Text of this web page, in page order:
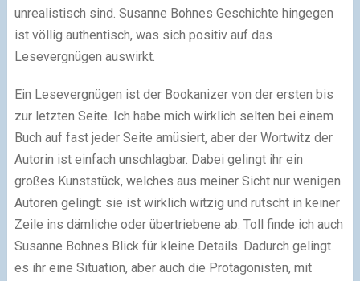
unrealistisch sind. Susanne Bohnes Geschichte hingegen
ist völlig authentisch, was sich positiv auf das
Lesevergnügen auswirkt.
Ein Lesevergnügen ist der Bookanizer von der ersten bis
zur letzten Seite. Ich habe mich wirklich selten bei einem
Buch auf fast jeder Seite amüsiert, aber der Wortwitz der
Autorin ist einfach unschlagbar. Dabei gelingt ihr ein
großes Kunststück, welches aus meiner Sicht nur wenigen
Autoren gelingt: sie ist wirklich witzig und rutscht in keiner
Zeile ins dämliche oder übertriebene ab. Toll finde ich auch
Susanne Bohnes Blick für kleine Details. Dadurch gelingt
es ihr eine Situation, aber auch die Protagonisten, mit